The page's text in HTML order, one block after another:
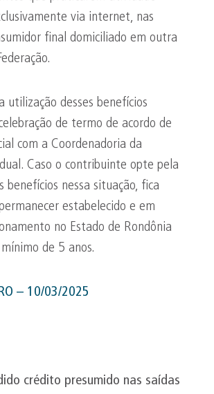
via internet, nas
final domiciliado em outra
utilização desses benefícios
de termo de acordo de
com a Coordenadoria da
Caso o contribuinte opte pela
benefícios nessa situação, fica
estabelecido e em
no Estado de Rondônia
de 5 anos.
– 10/03/2025
crédito presumido nas saídas